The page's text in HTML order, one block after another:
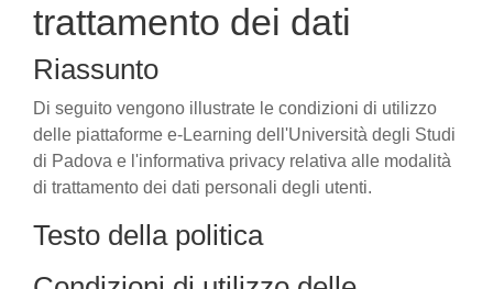
trattamento dei dati
Riassunto
Di seguito vengono illustrate le condizioni di utilizzo
delle piattaforme e-Learning dell'Università degli Studi
di Padova e l'informativa privacy relativa alle modalità
di trattamento dei dati personali degli utenti.
Testo della politica